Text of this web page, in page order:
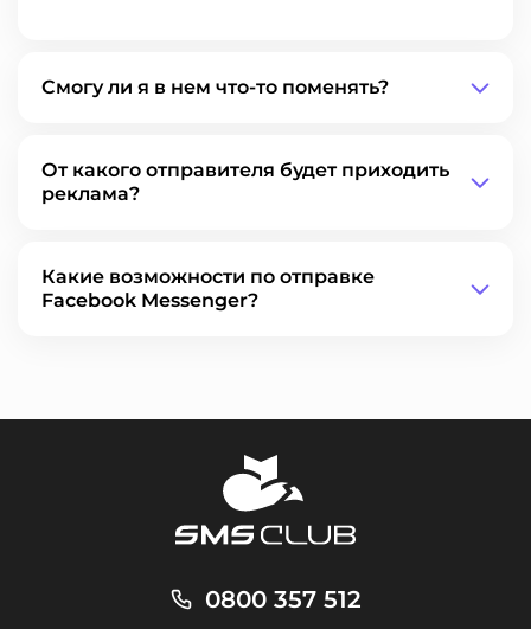
Смогу ли я в нем что-то поменять?
От какого отправителя будет приходить
реклама?
Какие возможности по отправке
Facebook Messenger?
0800 357 512